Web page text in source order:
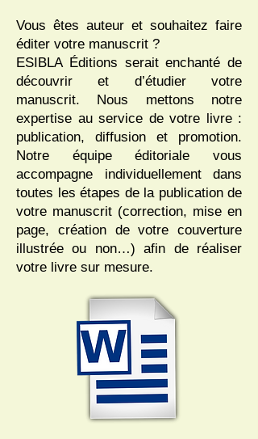
Vous êtes auteur et souhaitez faire
éditer votre manuscrit ?
ESIBLA Éditions serait enchanté de
découvrir et d’étudier votre
manuscrit. Nous mettons notre
expertise au service de votre livre :
publication, diffusion et promotion.
Notre équipe éditoriale vous
accompagne individuellement dans
toutes les étapes de la publication de
votre manuscrit (correction, mise en
page, création de votre couverture
illustrée ou non…) afin de réaliser
votre livre sur mesure.